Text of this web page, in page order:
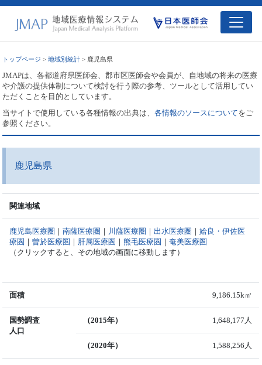
トップページ >地域別統計 > 鹿児島県
JMAPは、各都道府県医師会、郡市区医師会や会員が、自地域の将来の医療
や介護の提供体制について検討を行う際の参考、ツールとして活用してい
ただくことを目的としています。
当サイトで使用している各種情報の出典は、各情報のソースについてをご
参照ください。
鹿児島県
関連地域
鹿児島医療圏 ｜南薩医療圏 ｜ 川薩医療圏 ｜出水医療圏 ｜姶良・伊佐医
療圏 ｜曽於医療圏 ｜ 肝属医療圏 ｜熊毛医療圏 ｜奄美医療圏
（クリックすると、その地域の画面に移動します）
面積 9,186.15k㎡
国勢調査
人口
（2015年） 1,648,177人
（2020年） 1,588,256人